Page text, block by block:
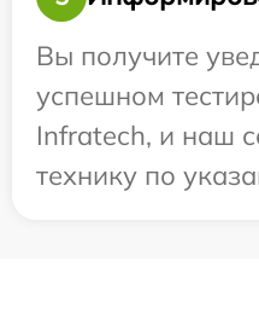
Вы получите
успешном
Infratech, и наш
технику по